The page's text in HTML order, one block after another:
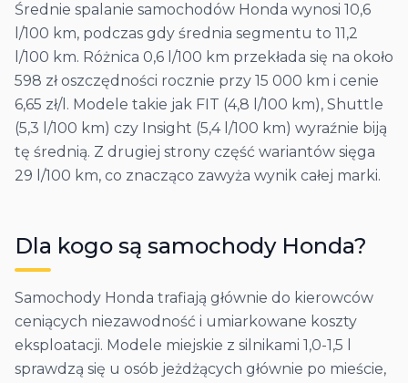
Średnie spalanie samochodów Honda wynosi 10,6
l/100 km, podczas gdy średnia segmentu to 11,2
l/100 km. Różnica 0,6 l/100 km przekłada się na około
598 zł oszczędności rocznie przy 15 000 km i cenie
6,65 zł/l. Modele takie jak FIT (4,8 l/100 km), Shuttle
(5,3 l/100 km) czy Insight (5,4 l/100 km) wyraźnie biją
tę średnią. Z drugiej strony część wariantów sięga
29 l/100 km, co znacząco zawyża wynik całej marki.
Dla kogo są samochody Honda?
Samochody Honda trafiają głównie do kierowców
ceniących niezawodność i umiarkowane koszty
eksploatacji. Modele miejskie z silnikami 1,0-1,5 l
sprawdzą się u osób jeżdżących głównie po mieście,